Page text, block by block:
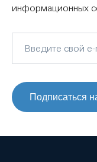
информационных
Подписаться